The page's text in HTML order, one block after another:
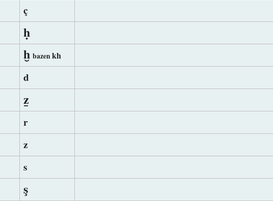
ç
ḥ
ḫ bazenkh
d
ẕ
r
z
s
ş